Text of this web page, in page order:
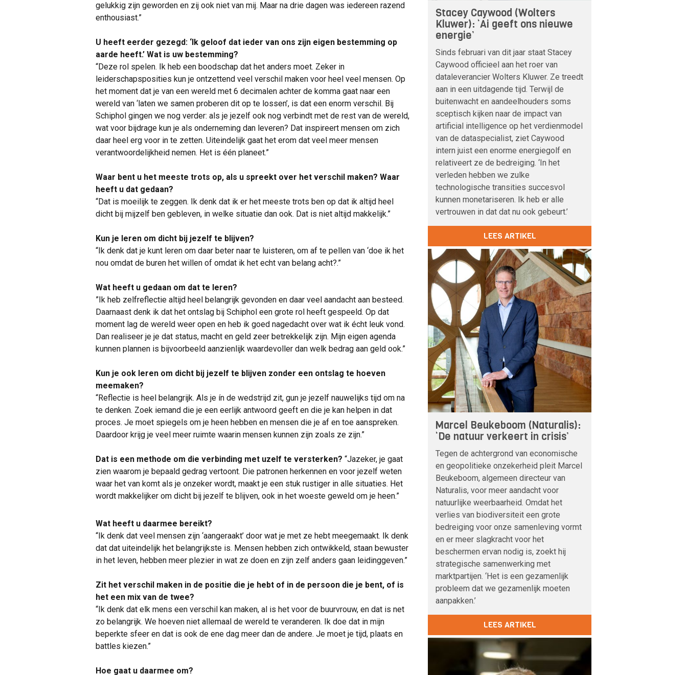
gelukkig zijn geworden en zij ook niet van mij. Maar na drie dagen was iedereen razend
enthousiast.”
U heeft eerder gezegd: ‘Ik geloof dat ieder van ons zijn eigen bestemming op
aarde heeft.’ Wat is uw bestemming?
“Deze rol spelen. Ik heb een boodschap dat het anders moet. Zeker in
leiderschapsposities kun je ontzettend veel verschil maken voor heel veel mensen. Op
het moment dat je van een wereld met 6 decimalen achter de komma gaat naar een
wereld van ‘laten we samen proberen dit op te lossen’, is dat een enorm verschil. Bij
Schiphol gingen we nog verder: als je jezelf ook nog verbindt met de rest van de wereld,
wat voor bijdrage kun je als onderneming dan leveren? Dat inspireert mensen om zich
daar heel erg voor in te zetten. Uiteindelijk gaat het erom dat veel meer mensen
verantwoordelijkheid nemen. Het is één planeet.”
Waar bent u het meeste trots op, als u spreekt over het verschil maken? Waar
heeft u dat gedaan?
“Dat is moeilijk te zeggen. Ik denk dat ik er het meeste trots ben op dat ik altijd heel
dicht bij mijzelf ben gebleven, in welke situatie dan ook. Dat is niet altijd makkelijk.”
Kun je leren om dicht bij jezelf te blijven?
“Ik denk dat je kunt leren om daar beter naar te luisteren, om af te pellen van ‘doe ik het
nou omdat de buren het willen of omdat ik het echt van belang acht?.”
Wat heeft u gedaan om dat te leren?
”Ik heb zelfreflectie altijd heel belangrijk gevonden en daar veel aandacht aan besteed.
Daarnaast denk ik dat het ontslag bij Schiphol een grote rol heeft gespeeld. Op dat
moment lag de wereld weer open en heb ik goed nagedacht over wat ik écht leuk vond.
Dan realiseer je je dat status, macht en geld zeer betrekkelijk zijn. Mijn eigen agenda
kunnen plannen is bijvoorbeeld aanzienlijk waardevoller dan welk bedrag aan geld ook.”
Kun je ook leren om dicht bij jezelf te blijven zonder een ontslag te hoeven
meemaken?
“Reflectie is heel belangrijk. Als je ín de wedstrijd zit, gun je jezelf nauwelijks tijd om na
te denken. Zoek iemand die je een eerlijk antwoord geeft en die je kan helpen in dat
proces. Je moet spiegels om je heen hebben en mensen die je af en toe aanspreken.
Daardoor krijg je veel meer ruimte waarin mensen kunnen zijn zoals ze zijn.”
Dat is een methode om die verbinding met uzelf te versterken? “Jazeker, je gaat
zien waarom je bepaald gedrag vertoont. Die patronen herkennen en voor jezelf weten
waar het van komt als je onzeker wordt, maakt je een stuk rustiger in alle situaties. Het
wordt makkelijker om dicht bij jezelf te blijven, ook in het woeste geweld om je heen.”
Wat heeft u daarmee bereikt?
“Ik denk dat veel mensen zijn ‘aangeraakt’ door wat je met ze hebt meegemaakt. Ik denk
dat dat uiteindelijk het belangrijkste is. Mensen hebben zich ontwikkeld, staan bewuster
in het leven, hebben meer plezier in wat ze doen en zijn zelf anders gaan leidinggeven.”
Zit het verschil maken in de positie die je hebt of in de persoon die je bent, of is
het een mix van de twee?
“Ik denk dat elk mens een verschil kan maken, al is het voor de buurvrouw, en dat is net
zo belangrijk. We hoeven niet allemaal de wereld te veranderen. Ik doe dat in mijn
beperkte sfeer en dat is ook de ene dag meer dan de andere. Je moet je tijd, plaats en
battles kiezen.”
Hoe gaat u daarmee om?
Stacey Caywood (Wolters
Kluwer): ‘Ai geeft ons nieuwe
energie’
Sinds februari van dit jaar staat Stacey
Caywood officieel aan het roer van
dataleverancier Wolters Kluwer. Ze treedt
aan in een uitdagende tijd. Terwijl de
buitenwacht en aandeelhouders soms
sceptisch kijken naar de impact van
artificial intelligence op het verdienmodel
van de dataspecialist, ziet Caywood
intern juist een enorme energiegolf en
relativeert ze de bedreiging. ‘In het
verleden hebben we zulke
technologische transities succesvol
kunnen monetariseren. Ik heb er alle
vertrouwen in dat dat nu ook gebeurt.’
LEES ARTIKEL
Marcel Beukeboom (Naturalis):
‘De natuur verkeert in crisis’
Tegen de achtergrond van economische
en geopolitieke onzekerheid pleit Marcel
Beukeboom, algemeen directeur van
Naturalis, voor meer aandacht voor
natuurlijke weerbaarheid. Omdat het
verlies van biodiversiteit een grote
bedreiging voor onze samenleving vormt
en er meer slagkracht voor het
beschermen ervan nodig is, zoekt hij
strategische samenwerking met
marktpartijen. ‘Het is een gezamenlijk
probleem dat we gezamenlijk moeten
aanpakken.’
LEES ARTIKEL